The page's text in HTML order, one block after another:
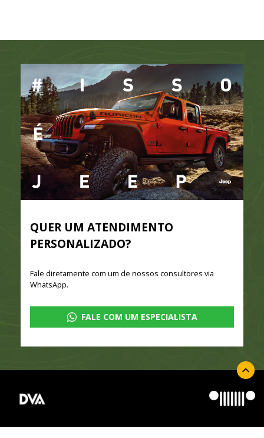
QUER UM ATENDIMENTO
PERSONALIZADO?
Fale diretamente com um de nossos consultores via
WhatsApp.
FALE COM UM ESPECIALISTA